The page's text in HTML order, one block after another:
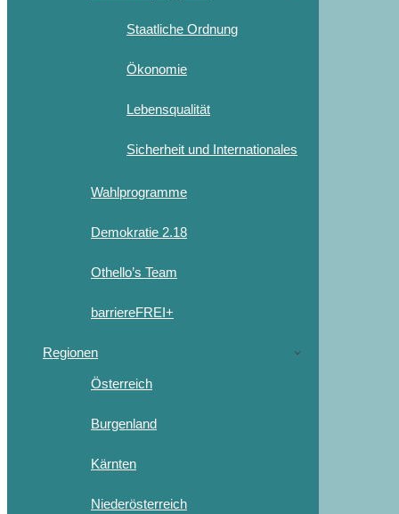
Staatliche Ordnung
Ökonomie
Lebensqualität
Sicherheit und Internationales
Wahlprogramme
Demokratie 2.18
Othello’s Team
barriereFREI+
Regionen
Österreich
Burgenland
Kärnten
Niederösterreich